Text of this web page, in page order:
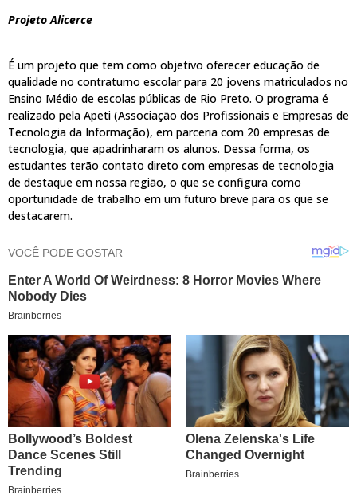
Projeto Alicerce
É um projeto que tem como objetivo oferecer educação de
qualidade no contraturno escolar para 20 jovens matriculados no
Ensino Médio de escolas públicas de Rio Preto. O programa é
realizado pela Apeti (Associação dos Profissionais e Empresas de
Tecnologia da Informação), em parceria com 20 empresas de
tecnologia, que apadrinharam os alunos. Dessa forma, os
estudantes terão contato direto com empresas de tecnologia
de destaque em nossa região, o que se configura como
oportunidade de trabalho em um futuro breve para os que se
destacarem.